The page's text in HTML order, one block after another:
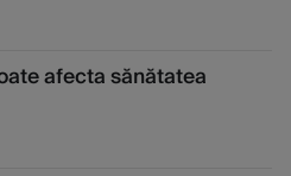
afecta sănătatea